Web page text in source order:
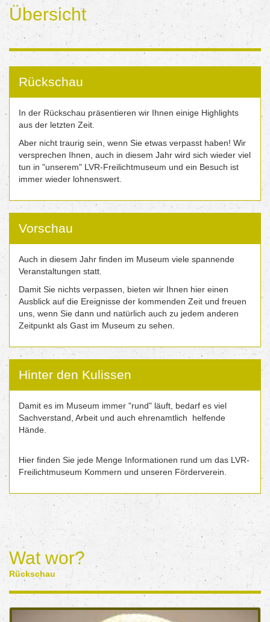
Übersicht
Rückschau
In der Rückschau präsentieren wir Ihnen einige Highlights
aus der letzten Zeit.
Aber nicht traurig sein, wenn Sie etwas verpasst haben! Wir
versprechen Ihnen, auch in diesem Jahr wird sich wieder viel
tun in "unserem" LVR-Freilichtmuseum und ein Besuch ist
immer wieder lohnenswert.
Vorschau
Auch in diesem Jahr finden im Museum viele spannende
Veranstaltungen statt.
Damit Sie nichts verpassen, bieten wir Ihnen hier einen
Ausblick auf die Ereignisse der kommenden Zeit und freuen
uns, wenn Sie dann und natürlich auch zu jedem anderen
Zeitpunkt als Gast im Museum zu sehen.
Hinter den Kulissen
Damit es im Museum immer "rund" läuft, bedarf es viel
Sachverstand, Arbeit und auch ehrenamtlich helfende
Hände.
Hier finden Sie jede Menge Informationen rund um das LVR-
Freilichtmuseum Kommern und unseren Förderverein.
Wat wor?
Rückschau